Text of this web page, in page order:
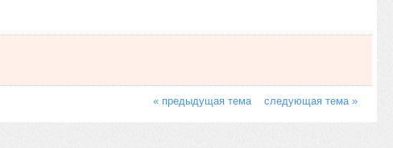
« предыдущая тема следующая тема »